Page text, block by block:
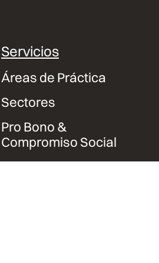
Servicios
Áreas de Práctica
Sectores
Pro Bono &
Compromiso Social
Trabaja con